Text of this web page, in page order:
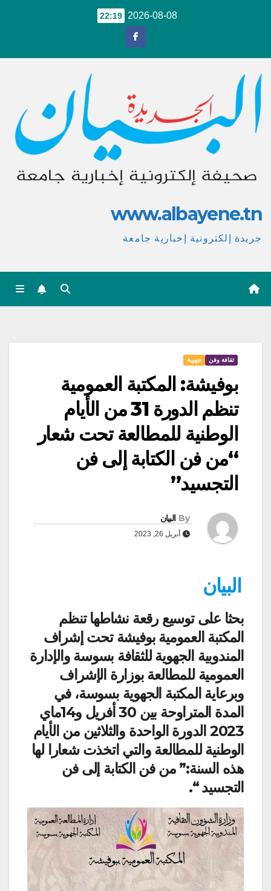
2026-08-08
22:19
www.albayene.tn
جريدة إلكترونية إخبارية جامعة
ثقافة وفن جهوية
بوفيشة: المكتبة العمومية
تنظم الدورة 31 من الأيام
الوطنية للمطالعة تحت شعار
“من فن الكتابة إلى فن
التجسيد”
By البيان
أبريل 26, 2023
البيان
بحثا على توسيع رقعة نشاطها تنظم
المكتبة العمومية بوفيشة تحت إشراف
المندوبية الجهوية للثقافة بسوسة والإدارة
العمومية للمطالعة بوزارة الإشراف
وبرعاية المكتبة الجهوية بسوسة، في
المدة المتراوحة بين 30 أفريل و14ماي
2023 الدورة الواحدة والثلاثين من الأيام
الوطنية للمطالعة والتي اتخذت شعارا لها
هذه السنة:” من فن الكتابة إلى فن
التجسيد “.